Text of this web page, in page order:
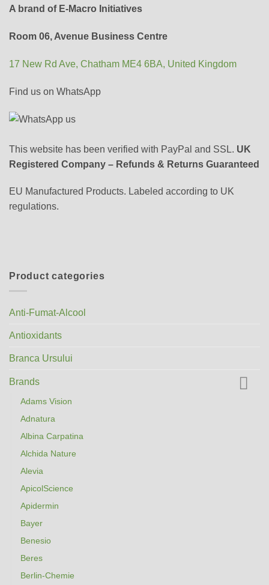
A brand of E-Macro Initiatives
Room 06, Avenue Business Centre
17 New Rd Ave, Chatham ME4 6BA, United Kingdom
Find us on WhatsApp
This website has been verified with PayPal and SSL. UK
Registered Company – Refunds & Returns Guaranteed
EU Manufactured Products. Labeled according to UK
regulations.
Product categories
Anti-Fumat-Alcool
Antioxidants
Branca Ursului
Brands
Adams Vision
Adnatura
Albina Carpatina
Alchida Nature
Alevia
ApicolScience
Apidermin
Bayer
Benesio
Beres
Berlin-Chemie